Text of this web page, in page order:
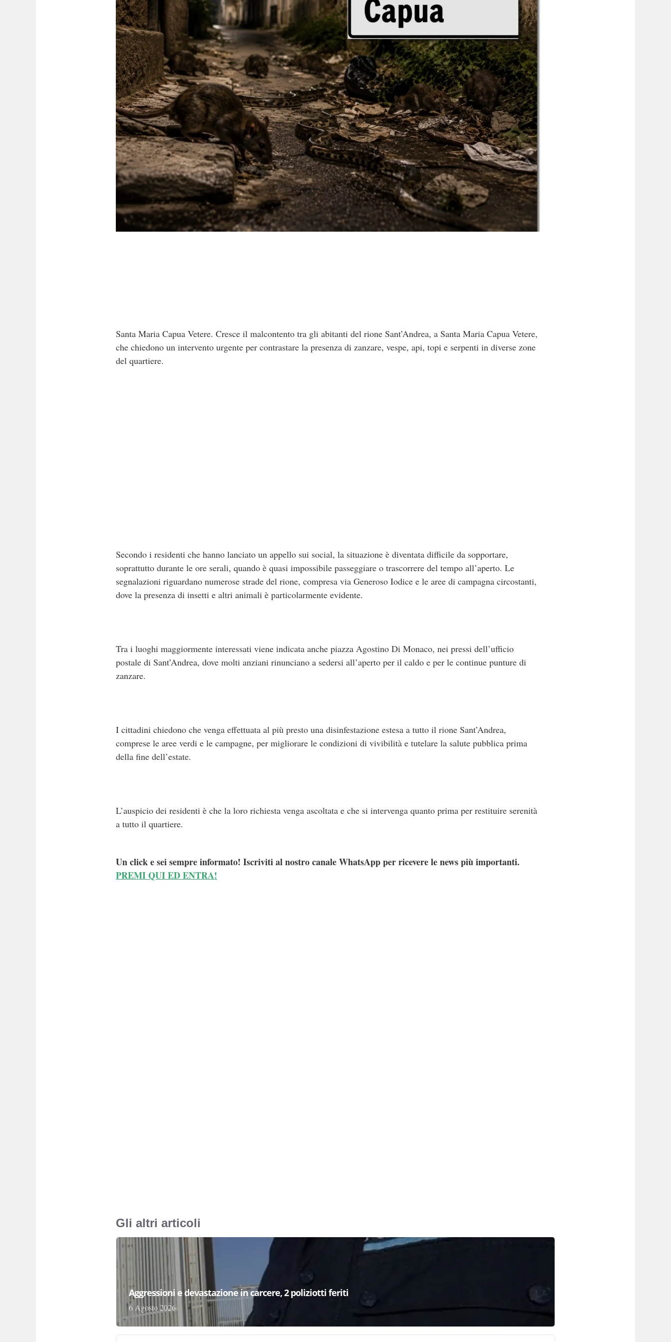
Santa Maria Capua Vetere. Cresce il malcontento tra gli abitanti del rione Sant’Andrea, a Santa Maria Capua Vetere,
che chiedono un intervento urgente per contrastare la presenza di zanzare, vespe, api, topi e serpenti in diverse zone
del quartiere.
Secondo i residenti che hanno lanciato un appello sui social, la situazione è diventata difficile da sopportare,
soprattutto durante le ore serali, quando è quasi impossibile passeggiare o trascorrere del tempo all’aperto. Le
segnalazioni riguardano numerose strade del rione, compresa via Generoso Iodice e le aree di campagna circostanti,
dove la presenza di insetti e altri animali è particolarmente evidente.
Tra i luoghi maggiormente interessati viene indicata anche piazza Agostino Di Monaco, nei pressi dell’ufficio
postale di Sant’Andrea, dove molti anziani rinunciano a sedersi all’aperto per il caldo e per le continue punture di
zanzare.
I cittadini chiedono che venga effettuata al più presto una disinfestazione estesa a tutto il rione Sant’Andrea,
comprese le aree verdi e le campagne, per migliorare le condizioni di vivibilità e tutelare la salute pubblica prima
della fine dell’estate.
L’auspicio dei residenti è che la loro richiesta venga ascoltata e che si intervenga quanto prima per restituire serenità
a tutto il quartiere.
Un click e sei sempre informato! Iscriviti al nostro canale WhatsApp per ricevere le news più importanti.
PREMI QUI ED ENTRA!
Gli altri articoli
Aggressioni e devastazione in carcere, 2 poliziotti feriti
6 Agosto 2026